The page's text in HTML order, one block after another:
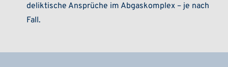
deliktische Ansprüche im Abgaskomplex – je nach
Fall.